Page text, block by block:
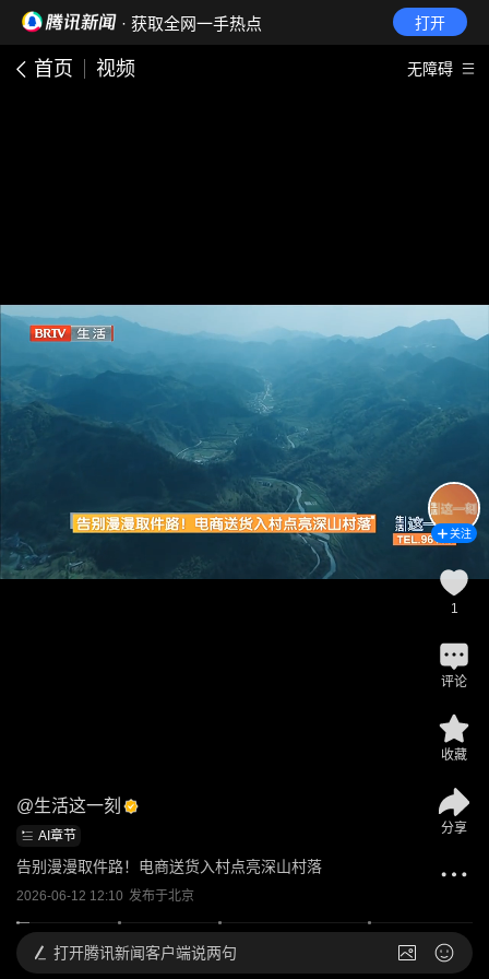
· 获取全网一手热点 打开
首页 视频 无障碍
@生活这一刻
AI章节
告别漫漫取件路！电商送货入村点亮深山村落
2026-06-12 12:10 发布于北京
关注
1
评论
收藏
分享
打开腾讯新闻客户端说两句